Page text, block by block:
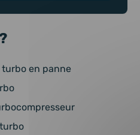
en panne